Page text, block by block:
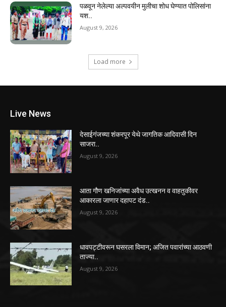
पळवून नेलेल्या अल्पवयीन मुलीचा शोध घेण्यात पोलिसांना
यश..
August 9, 2026
Load more
Live News
देसाईगंजच्या शंकरपूर येथे जागतिक आदिवासी दिन
साजरा..
August 9, 2026
आता गौण खनिजांच्या अवैध उत्खनन व वाहतुकीवर
आकारला जाणार दहापट दंड..
August 9, 2026
धावपट्टीवरून घसरला विमान; अजित पवारांच्या आठवणी
ताज्या..
August 9, 2026